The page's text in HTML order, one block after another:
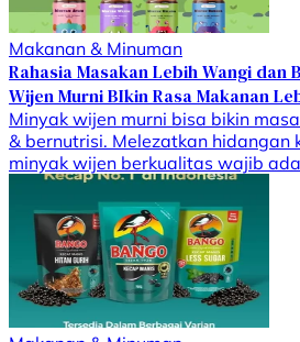
Makanan & Minuman
Rahasia Masakan Lebih Wangi dan
Wijen Murni BIkin Rasa Makanan
Minyak wijen murni bisa bikin
& bernutrisi. Melezatkan hidangan
minyak wijen berkualitas wajib